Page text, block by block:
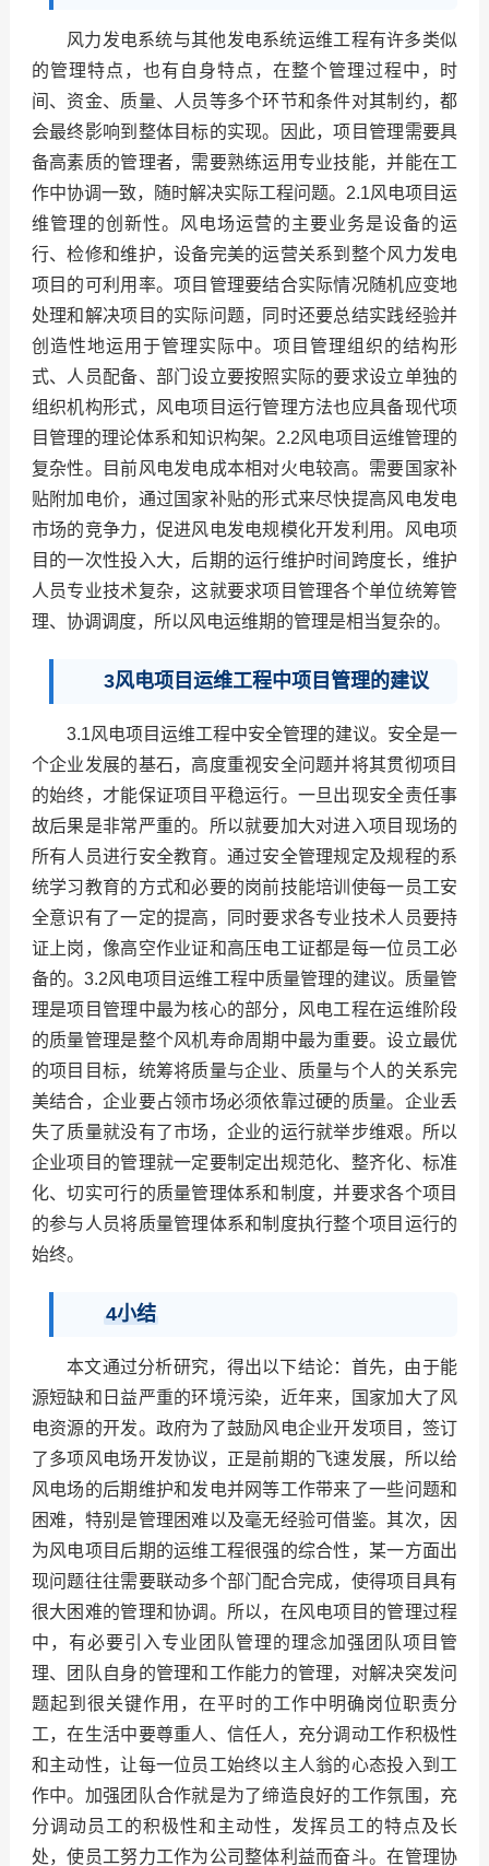
风力发电系统与其他发电系统运维工程有许多类似
的管理特点，也有自身特点，在整个管理过程中，时
间、资金、质量、人员等多个环节和条件对其制约，都
会最终影响到整体目标的实现。因此，项目管理需要具
备高素质的管理者，需要熟练运用专业技能，并能在工
作中协调一致，随时解决实际工程问题。2.1风电项目运
维管理的创新性。风电场运营的主要业务是设备的运
行、检修和维护，设备完美的运营关系到整个风力发电
项目的可利用率。项目管理要结合实际情况随机应变地
处理和解决项目的实际问题，同时还要总结实践经验并
创造性地运用于管理实际中。项目管理组织的结构形
式、人员配备、部门设立要按照实际的要求设立单独的
组织机构形式，风电项目运行管理方法也应具备现代项
目管理的理论体系和知识构架。2.2风电项目运维管理的
复杂性。目前风电发电成本相对火电较高。需要国家补
贴附加电价，通过国家补贴的形式来尽快提高风电发电
市场的竞争力，促进风电发电规模化开发利用。风电项
目的一次性投入大，后期的运行维护时间跨度长，维护
人员专业技术复杂，这就要求项目管理各个单位统筹管
理、协调调度，所以风电运维期的管理是相当复杂的。
3风电项目运维工程中项目管理的建议
3.1风电项目运维工程中安全管理的建议。安全是一
个企业发展的基石，高度重视安全问题并将其贯彻项目
的始终，才能保证项目平稳运行。一旦出现安全责任事
故后果是非常严重的。所以就要加大对进入项目现场的
所有人员进行安全教育。通过安全管理规定及规程的系
统学习教育的方式和必要的岗前技能培训使每一员工安
全意识有了一定的提高，同时要求各专业技术人员要持
证上岗，像高空作业证和高压电工证都是每一位员工必
备的。3.2风电项目运维工程中质量管理的建议。质量管
理是项目管理中最为核心的部分，风电工程在运维阶段
的质量管理是整个风机寿命周期中最为重要。设立最优
的项目目标，统筹将质量与企业、质量与个人的关系完
美结合，企业要占领市场必须依靠过硬的质量。企业丢
失了质量就没有了市场，企业的运行就举步维艰。所以
企业项目的管理就一定要制定出规范化、整齐化、标准
化、切实可行的质量管理体系和制度，并要求各个项目
的参与人员将质量管理体系和制度执行整个项目运行的
始终。
4小结
本文通过分析研究，得出以下结论：首先，由于能
源短缺和日益严重的环境污染，近年来，国家加大了风
电资源的开发。政府为了鼓励风电企业开发项目，签订
了多项风电场开发协议，正是前期的飞速发展，所以给
风电场的后期维护和发电并网等工作带来了一些问题和
困难，特别是管理困难以及毫无经验可借鉴。其次，因
为风电项目后期的运维工程很强的综合性，某一方面出
现问题往往需要联动多个部门配合完成，使得项目具有
很大困难的管理和协调。所以，在风电项目的管理过程
中，有必要引入专业团队管理的理念加强团队项目管
理、团队自身的管理和工作能力的管理，对解决突发问
题起到很关键作用，在平时的工作中明确岗位职责分
工，在生活中要尊重人、信任人，充分调动工作积极性
和主动性，让每一位员工始终以主人翁的心态投入到工
作中。加强团队合作就是为了缔造良好的工作氛围，充
分调动员工的积极性和主动性，发挥员工的特点及长
处，使员工努力工作为公司整体利益而奋斗。在管理协